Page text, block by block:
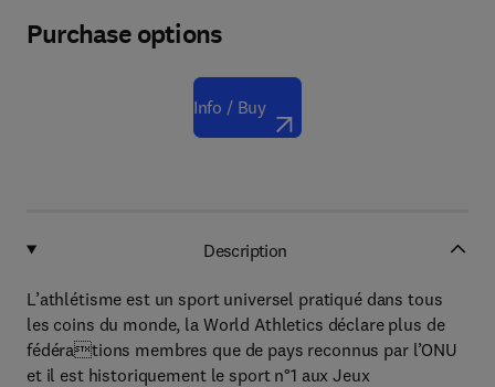
Purchase options
Info / Buy
Description
L’athlétisme est un sport universel pratiqué dans tous
les coins du monde, la World Athletics déclare plus de
fédérations membres que de pays reconnus par l’ONU
et il est historiquement le sport n°1 aux Jeux